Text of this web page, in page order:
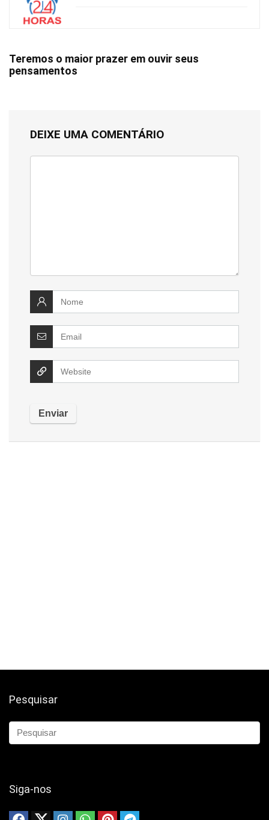
Teremos o maior prazer em ouvir seus
pensamentos
DEIXE UMA COMENTÁRIO
Pesquisar
Siga-nos